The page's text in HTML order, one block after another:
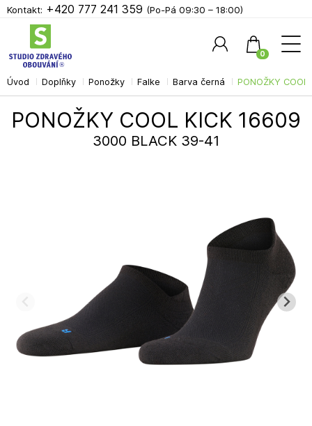
Úvod Doplňky Ponožky Falke Barva černá PONOŽKY
PONOŽKY COOL KICK 16609
3000 BLACK 39-41
Kontakt: +420 777 241 359 (Po-Pá 09:30 – 18:00)
0